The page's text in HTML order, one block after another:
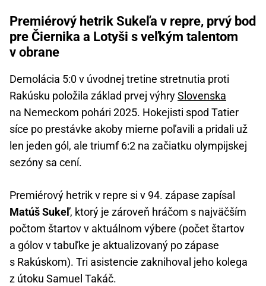
Premiérový hetrik Sukeľa v repre, prvý bod
pre Čiernika a Lotyši s veľkým talentom
v obrane
Demolácia 5:0 v úvodnej tretine stretnutia proti
Rakúsku položila základ prvej výhrySlovenska
na Nemeckom pohári 2025. Hokejisti spod Tatier
síce po prestávke akoby mierne poľavili a pridali už
len jeden gól, ale triumf 6:2 na začiatku olympijskej
sezóny sa cení.
Premiérový hetrik v repre si v 94. zápase zapísal
Matúš Sukeľ, ktorý je zároveň hráčom s najväčším
počtom štartov v aktuálnom výbere (počet štartov
a gólov v tabuľke je aktualizovaný po zápase
s Rakúskom). Tri asistencie zaknihoval jeho kolega
z útoku Samuel Takáč.